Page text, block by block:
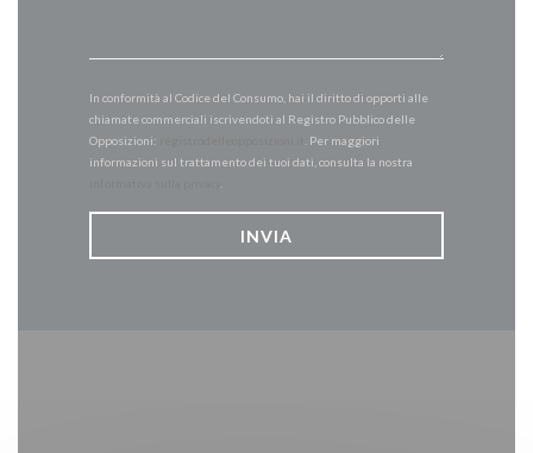
In conformità al Codice del Consumo, hai il diritto di opporti alle
chiamate commerciali iscrivendoti al Registro Pubblico delle
Opposizioni:
. Per maggiori
informazioni sul trattamento dei tuoi dati, consulta la nostra